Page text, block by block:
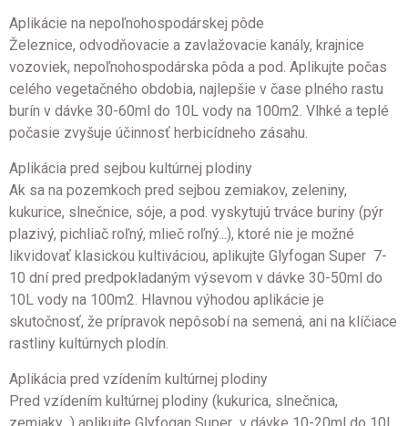
Aplikácie na nepoľnohospodárskej pôde
Železnice, odvodňovacie a zavlažovacie kanály, krajnice
vozoviek, nepoľnohospodárska pôda a pod. Aplikujte počas
celého vegetačného obdobia, najlepšie v čase plného rastu
burín v dávke 30-60ml do 10L vody na 100m2. Vlhké a teplé
počasie zvyšuje účinnosť herbicídneho zásahu.
Aplikácia pred sejbou kultúrnej plodiny
Ak sa na pozemkoch pred sejbou zemiakov, zeleniny,
kukurice, slnečnice, sóje, a pod. vyskytujú trváce buriny (pýr
plazivý, pichliač roľný, mlieč roľný...), ktoré nie je možné
likvidovať klasickou kultiváciou, aplikujte Glyfogan Super 7-
10 dní pred predpokladaným výsevom v dávke 30-50ml do
10L vody na 100m2. Hlavnou výhodou aplikácie je
skutočnosť, že prípravok nepôsobí na semená, ani na klíčiace
rastliny kultúrnych plodín.
Aplikácia pred vzídením kultúrnej plodiny
Pred vzídením kultúrnej plodiny (kukurica, slnečnica,